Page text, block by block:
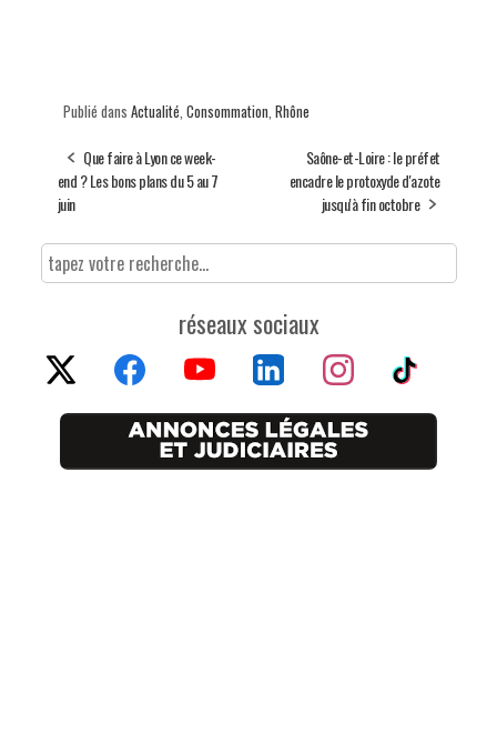
Publié dans Actualité, Consommation, Rhône
Que faire à Lyon ce week-
end ? Les bons plans du 5 au 7
juin
Saône-et-Loire : le préfet
encadre le protoxyde d'azote
jusqu'à fin octobre
réseaux sociaux